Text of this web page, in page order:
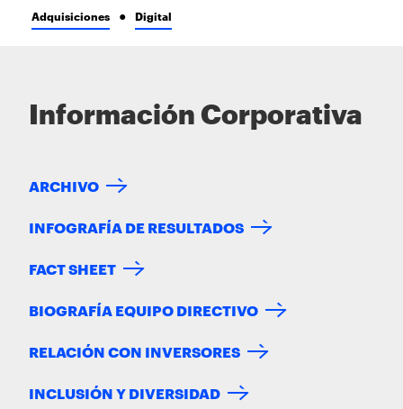
Adquisiciones Digital
Información Corporativa
ARCHIVO
INFOGRAFÍA DE RESULTADOS
FACT SHEET
BIOGRAFÍA EQUIPO DIRECTIVO
RELACIÓN CON INVERSORES
INCLUSIÓN Y DIVERSIDAD